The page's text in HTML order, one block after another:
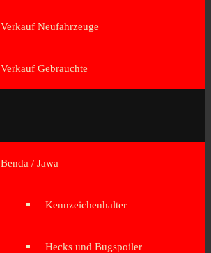
Verkauf Neufahrzeuge
Verkauf Gebrauchte
Benda / Jawa
Kennzeichenhalter
Hecks und Bugspoiler